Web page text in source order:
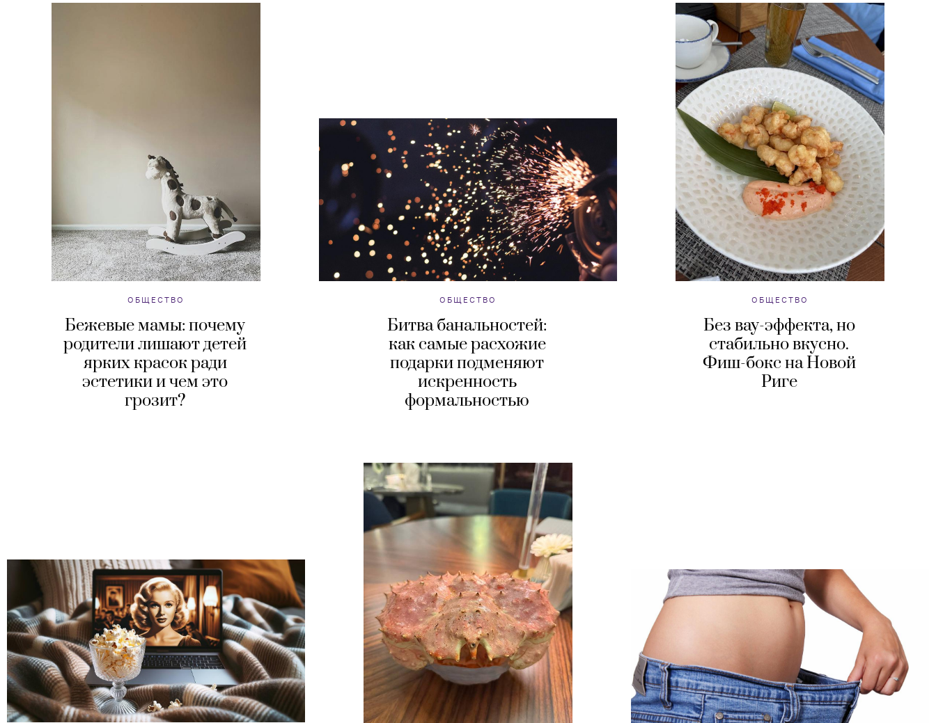
ОБЩЕСТВО
Бежевые мамы: почему
родители лишают детей
ярких красок ради
эстетики и чем это
грозит?
ОБЩЕСТВО
Битва банальностей:
как самые расхожие
подарки подменяют
искренность
формальностью
ОБЩЕСТВО
Без вау-эффекта, но
стабильно вкусно.
Фиш-бокс на Новой
Риге